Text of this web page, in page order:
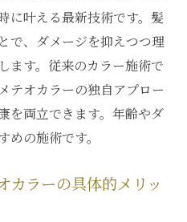
に叶える最新技術です。髪
で、ダメージを抑えつつ理
ます。従来のカラー施術で
テオカラーの独自アプロー
を両立できます。年齢やダ
の施術です。
カラーの具体的メリッ